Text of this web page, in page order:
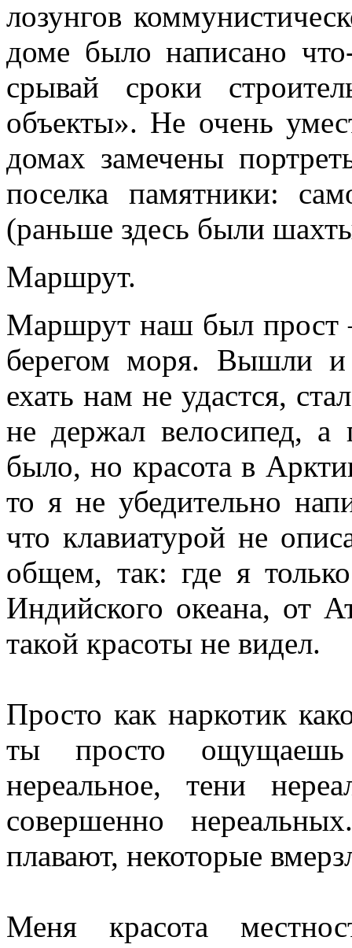
лозунгов
доме было написано
срывай сроки
объекты». Не очень
домах замечены
поселка памятники:
(раньше здесь были
Маршрут.
Маршрут наш был
берегом моря. Вышли
ехать нам не удастся,
не держал велосипед,
было, но красота в
то я не убедительно
что клавиатурой не
общем, так: где я
Индийского океана, от
такой красоты не видел.
Просто как наркотик
ты просто
нереальное, тени
совершенно
плавают, некоторые
Меня красота